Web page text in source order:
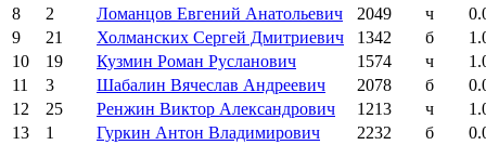
8
2 Ломанцов Евгений Анатольевич 2049 ч
9
21 Холманских Сергей Дмитриевич 1342 б
10
19 Кузмин Роман Русланович 1574 ч
11
3 Шабалин Вячеслав Андреевич 2078 б
12
25 Ренжин Виктор Александрович 1213 ч
13
1 Гуркин Антон Владимирович 2232 б